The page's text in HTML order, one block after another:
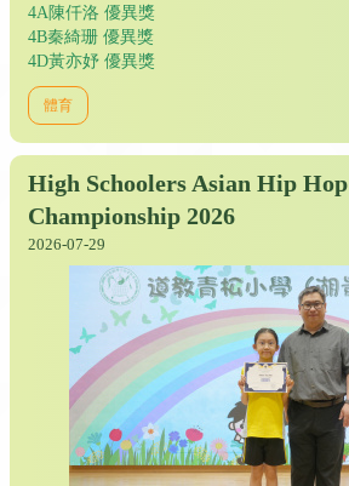
4A陳仟洛 優異獎
4B秦綺珊 優異獎
4D黃亦妤 優異獎
體育
High Schoolers Asian Hip Hop
Championship 2026
2026-07-29